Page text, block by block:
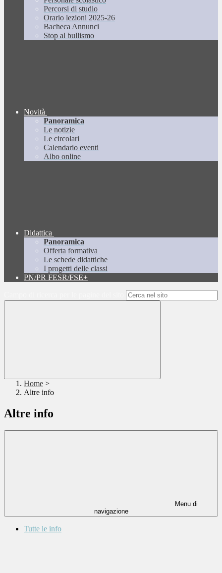
Percorsi di studio
Orario lezioni 2025-26
Bacheca Annunci
Stop al bullismo
Novità
Panoramica
Le notizie
Le circolari
Calendario eventi
Albo online
Didattica
Panoramica
Offerta formativa
Le schede didattiche
I progetti delle classi
PN/PR FESR/FSE+
Home >
Altre info
Altre info
Menu di
navigazione
Tutte le info